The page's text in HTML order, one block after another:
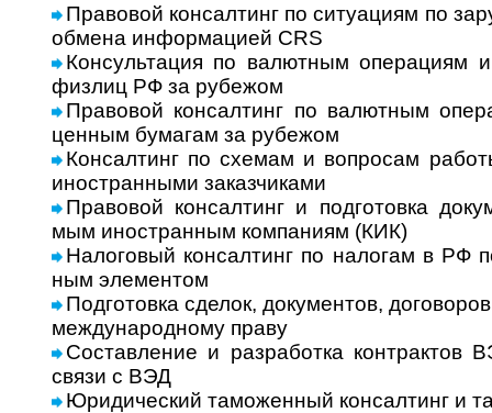
Правовой консалтинг по ситуациям по
обмена инфор­ма­цией CRS
Консультация по валютным операциям
физ­лиц РФ за рубежом
Правовой консалтинг по валютным
цен­ным бума­гам за рубежом
Консалтинг по схемам и вопросам
ино­ст­ран­ными заказ­чи­ками
Правовой консалтинг и подготовка
мым ино­ст­ран­ным ком­па­ниям (КИК)
Налоговый консалтинг по налогам в РФ
ным эле­мен­том
Подготовка сделок, документов,
меж­ду­на­род­ному праву
Составление и разработка
связи с ВЭД
Юридический таможенный консал­тинг и